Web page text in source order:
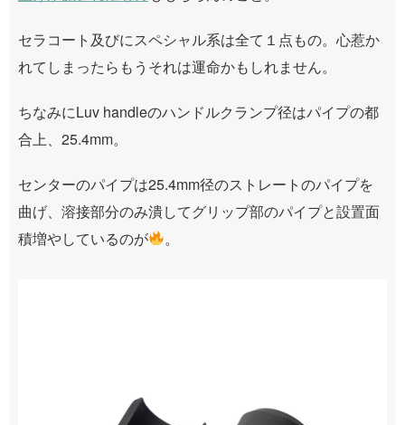
セラコート及びにスペシャル系は全て１点もの。心惹か
れてしまったらもうそれは運命かもしれません。
ちなみにLuv handleのハンドルクランプ径はパイプの都
合上、25.4mm。
センターのパイプは25.4mm径のストレートのパイプを
曲げ、溶接部分のみ潰してグリップ部のパイプと設置面
積増やしているのが
。